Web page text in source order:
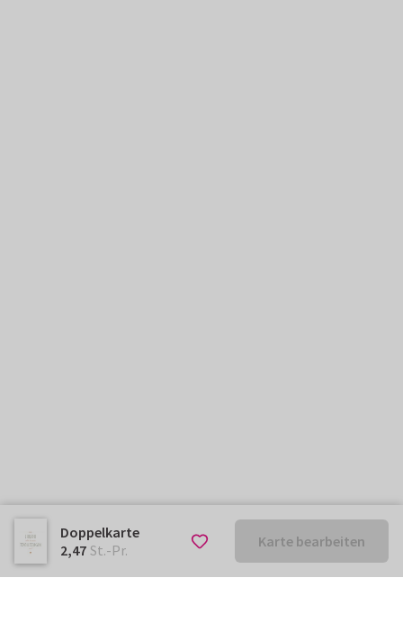
Doppelkarte
€ 2,47 St.-Pr.
2,47 St.-Pr. Karte bearbeiten